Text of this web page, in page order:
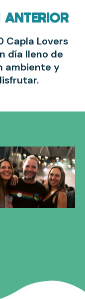
ANTERIOR
Capla Lovers
día lleno de
ambiente y